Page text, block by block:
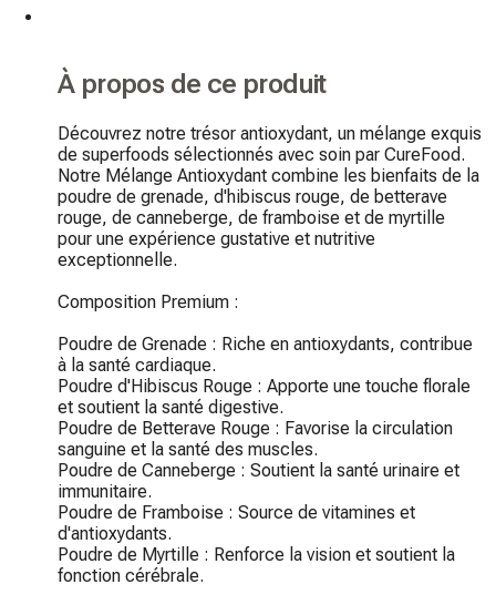
À propos de ce produit
Découvrez notre trésor antioxydant, un mélange exquis
de superfoods sélectionnés avec soin par CureFood.
Notre Mélange Antioxydant combine les bienfaits de la
poudre de grenade, d'hibiscus rouge, de betterave
rouge, de canneberge, de framboise et de myrtille
pour une expérience gustative et nutritive
exceptionnelle.
Composition Premium :
Poudre de Grenade : Riche en antioxydants, contribue
à la santé cardiaque.
Poudre d'Hibiscus Rouge : Apporte une touche florale
et soutient la santé digestive.
Poudre de Betterave Rouge : Favorise la circulation
sanguine et la santé des muscles.
Poudre de Canneberge : Soutient la santé urinaire et
immunitaire.
Poudre de Framboise : Source de vitamines et
d'antioxydants.
Poudre de Myrtille : Renforce la vision et soutient la
fonction cérébrale.